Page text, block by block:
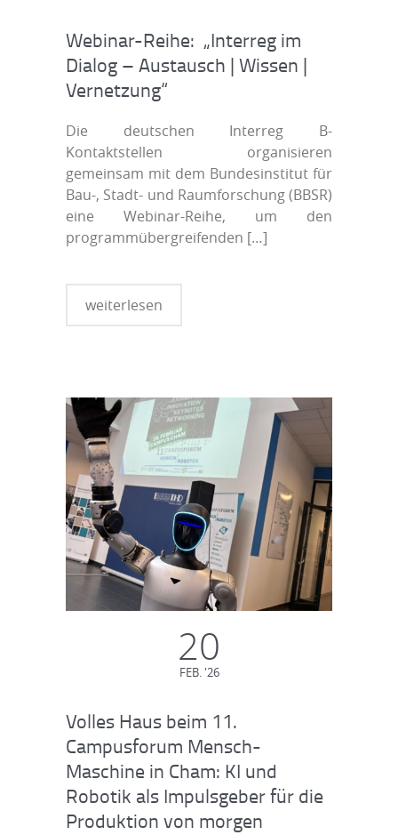
Webinar-Reihe: „Interreg im
Dialog – Austausch | Wissen |
Vernetzung“
Die deutschen Interreg B-
Kontaktstellen organisieren
gemeinsam mit dem Bundesinstitut für
Bau-, Stadt- und Raumforschung (BBSR)
eine Webinar-Reihe, um den
programmübergreifenden […]
weiterlesen
20
FEB. '26
Volles Haus beim 11.
Campusforum Mensch-
Maschine in Cham: KI und
Robotik als Impulsgeber für die
Produktion von morgen